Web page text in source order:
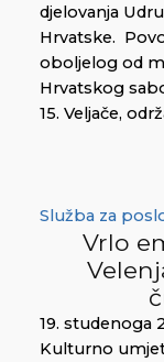
djelovanja
Hrvatske.
oboljelog od
Hrvatskog
15. Veljače,
Služba za
Vrlo
19. studenoga
Kulturno